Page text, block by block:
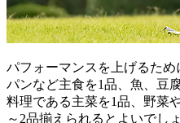
パフォーマンスを上げるた
パンなど主食を1品、魚、豆
料理である主菜を1品、野菜
～2品揃えられるとよいでし